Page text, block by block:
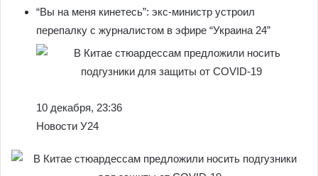
“Вы на меня кинетесь”: экс-министр устроил
перепалку с журналистом в эфире “Украина 24”
10 декабря, 23:36
Новости У24